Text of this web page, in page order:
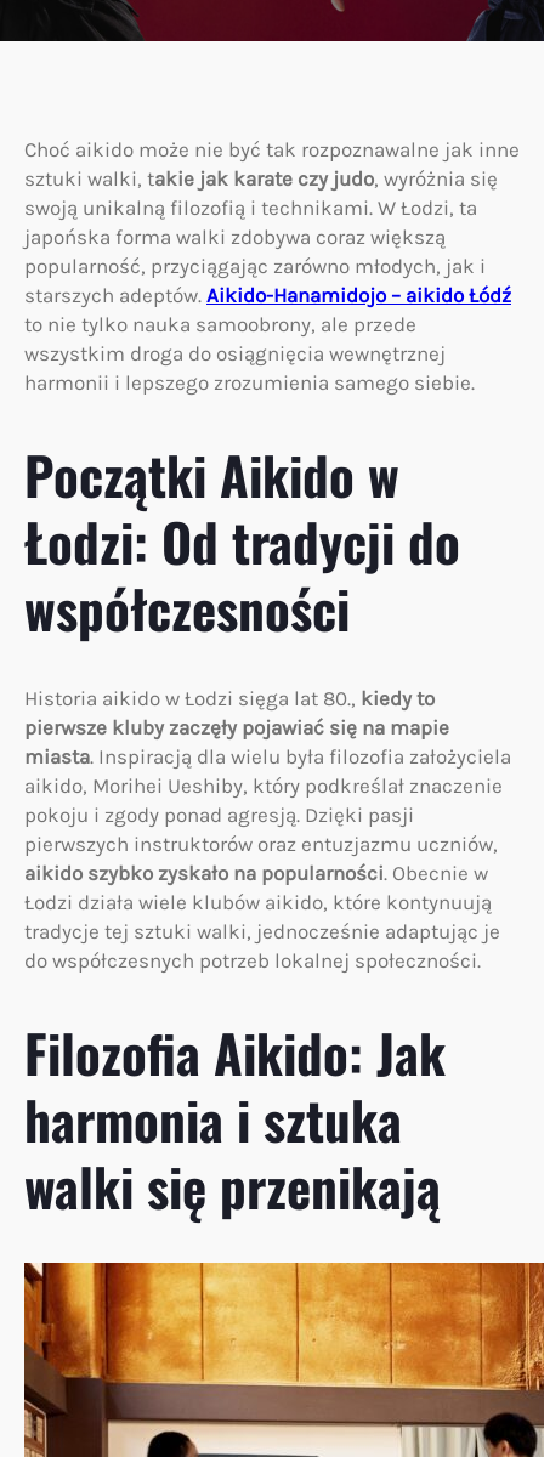
Choć aikido może nie być tak rozpoznawalne jak inne
sztuki walki, takie jak karate czy judo, wyróżnia się
swoją unikalną filozofią i technikami. W Łodzi, ta
japońska forma walki zdobywa coraz większą
popularność, przyciągając zarówno młodych, jak i
starszych adeptów. Aikido-Hanamidojo – aikido Łódź
to nie tylko nauka samoobrony, ale przede
wszystkim droga do osiągnięcia wewnętrznej
harmonii i lepszego zrozumienia samego siebie.
Początki Aikido w
Łodzi: Od tradycji do
współczesności
Historia aikido w Łodzi sięga lat 80., kiedy to
pierwsze kluby zaczęły pojawiać się na mapie
miasta. Inspiracją dla wielu była filozofia założyciela
aikido, Morihei Ueshiby, który podkreślał znaczenie
pokoju i zgody ponad agresją. Dzięki pasji
pierwszych instruktorów oraz entuzjazmu uczniów,
aikido szybko zyskało na popularności. Obecnie w
Łodzi działa wiele klubów aikido, które kontynuują
tradycje tej sztuki walki, jednocześnie adaptując je
do współczesnych potrzeb lokalnej społeczności.
Filozofia Aikido: Jak
harmonia i sztuka
walki się przenikają